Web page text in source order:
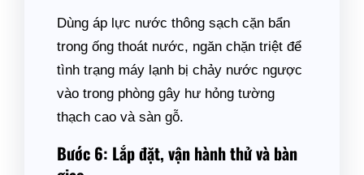
Dùng áp lực nước thông sạch cặn bẩn
trong ống thoát nước, ngăn chặn triệt để
tình trạng máy lạnh bị chảy nước ngược
vào trong phòng gây hư hỏng tường
thạch cao và sàn gỗ.
Bước 6: Lắp đặt, vận hành thử và bàn